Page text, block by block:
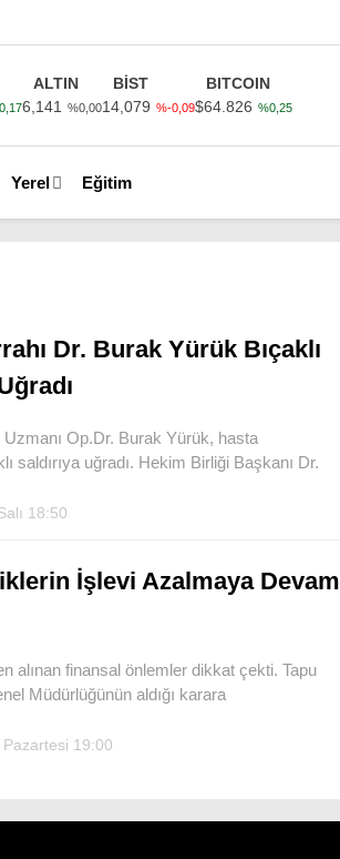
ALTIN
6,141
%0,00
BİST
14,079 %-0,09
BITCOIN
$64.826 %0,25
Yerel Eğitim
Dr. Burak Yürük Bıçaklı
Op.Dr. Burak Yürük, hasta
saldırıya uğradı. Hekim Birliği Başkanı Dr.
18:50
İşlevi Azalmaya Devam
alınan finansal önlemler dikkat çekti. Tapu
Müdürlüğünün aldığı karara
Pazartesi 19:00